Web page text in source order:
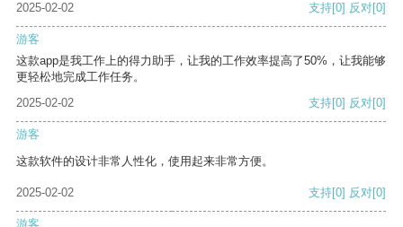
2025-02-02 支持[0] 反对[0]
游客
这款app是我工作上的得力助手，让我的工作效率提高了50%，让我能够
更轻松地完成工作任务。
2025-02-02
支持[0] 反对[0]
游客
这款软件的设计非常人性化，使用起来非常方便。
2025-02-02 支持[0] 反对[0]
游客